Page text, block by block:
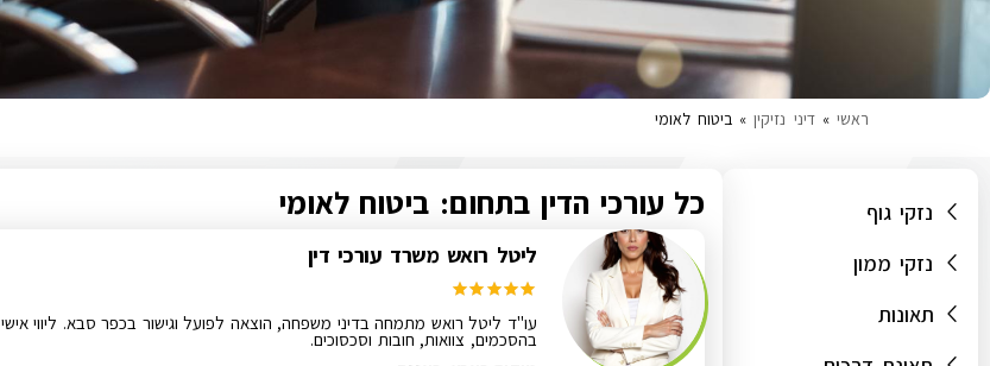
ראשי »דיני נזיקין»ביטוח לאומי
נזקי גוף
נזקי ממון
תאונות
כל עורכי הדין בתחום: ביטוח לאומי
ליטל רואש משרד עורכי דין
עו"ד ליטל רואש מתמחה בדיני משפחה, הוצאה לפועל וגישור בכפר סבא. ליווי אישי
בהסכמים, צוואות, חובות וסכסוכים.